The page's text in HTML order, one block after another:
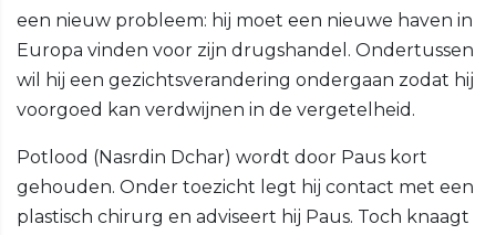
een nieuw probleem: hij moet een nieuwe haven in
Europa vinden voor zijn drugshandel. Ondertussen
wil hij een gezichtsverandering ondergaan zodat hij
voorgoed kan verdwijnen in de vergetelheid.
Potlood (Nasrdin Dchar) wordt door Paus kort
gehouden. Onder toezicht legt hij contact met een
plastisch chirurg en adviseert hij Paus. Toch knaagt